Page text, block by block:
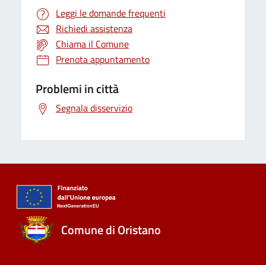
Leggi le domande frequenti
Richiedi assistenza
Chiama il Comune
Prenota appuntamento
Problemi in città
Segnala disservizio
Comune di Oristano